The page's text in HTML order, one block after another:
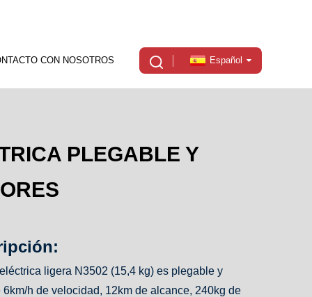
CON NOSOTROS Español
PLEGABLE Y
ligera N3502 (15,4 kg) es plegable y
h de velocidad, 12km de alcance, 240kg de